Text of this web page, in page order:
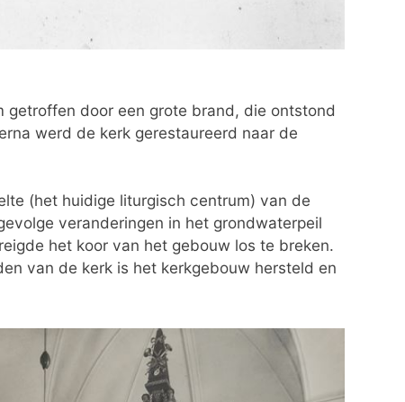
getroffen door een grote brand, die ontstond
werd de kerk gerestaureerd naar de
(het huidige liturgisch centrum) van de
veranderingen in het grondwaterpeil
het koor van het gebouw los te breken.
van de kerk is het kerkgebouw hersteld en